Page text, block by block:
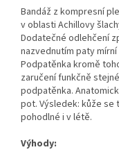
Bandáž z kompresní
v oblasti Achillovy
Dodatečné odlehčení
nazvednutím paty
Podpatěnka kromě
zaručení funkčně
podpatěnka.
pot. Výsledek: kůže se
pohodlné i v létě.
Výhody: